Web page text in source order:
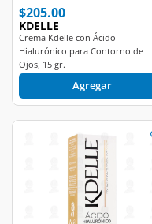
$205.00
KDELLE
Crema Kdelle con Ácido
Hialurónico para Contorno de
Ojos, 15 gr.
Agregar